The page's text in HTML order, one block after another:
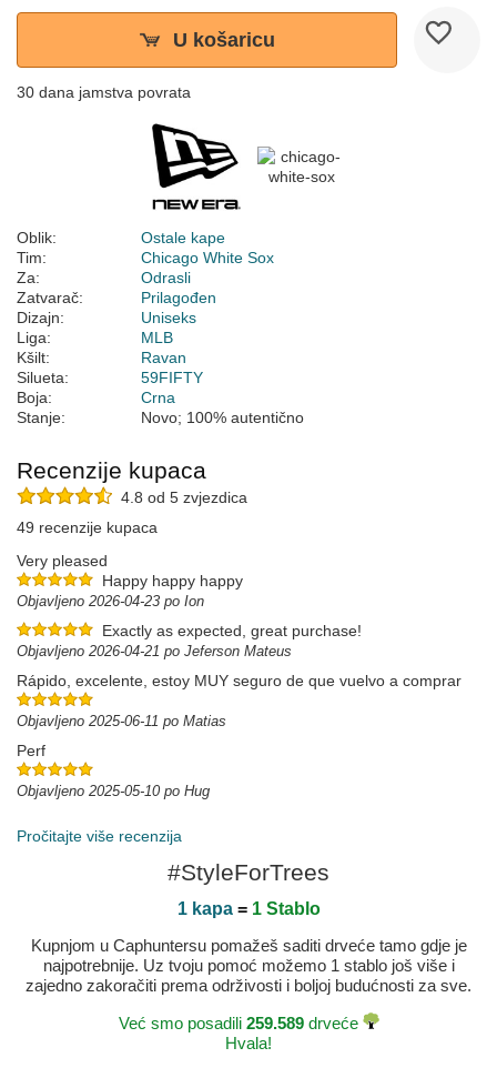
U košaricu
30 dana jamstva povrata
Oblik:
Ostale kape
Tim:
Chicago White Sox
Za:
Odrasli
Zatvarač:
Prilagođen
Dizajn:
Uniseks
Liga:
MLB
Kšilt:
Ravan
Silueta:
59FIFTY
Boja:
Crna
Stanje:
Novo; 100% autentično
Recenzije kupaca
4.8 od 5 zvjezdica
49 recenzije kupaca
Very pleased
Happy happy happy
Objavljeno 2026-04-23 po Ion
Exactly as expected, great purchase!
Objavljeno 2026-04-21 po Jeferson Mateus
Rápido, excelente, estoy MUY seguro de que vuelvo a comprar
Objavljeno 2025-06-11 po Matias
Perf
Objavljeno 2025-05-10 po Hug
Pročitajte više recenzija
#StyleForTrees
1 kapa= 1 Stablo
Kupnjom u Caphuntersu pomažeš saditi drveće tamo gdje je
najpotrebnije. Uz tvoju pomoć možemo 1 stablo još više i
zajedno zakoračiti prema održivosti i boljoj budućnosti za sve.
Već smo posadili 259.589drveće
Hvala!